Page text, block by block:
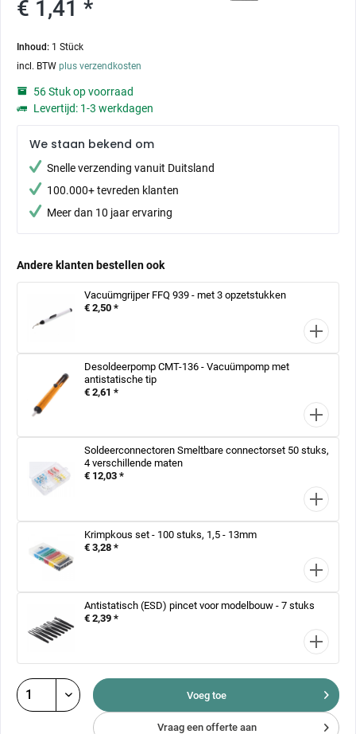
€ 1,41 *
Inhoud: 1 Stück
incl. BTW plus verzendkosten
56 Stuk op voorraad
Levertijd: 1-3 werkdagen
We staan bekend om
Snelle verzending vanuit Duitsland
100.000+ tevreden klanten
Meer dan 10 jaar ervaring
Andere klanten bestellen ook
Vacuümgrijper FFQ 939 - met 3 opzetstukken
€ 2,50 *
Desoldeerpomp CMT-136 - Vacuümpomp met
antistatische tip
€ 2,61 *
Soldeerconnectoren Smeltbare connectorset 50 stuks,
4 verschillende maten
€ 12,03 *
Krimpkous set - 100 stuks, 1,5 - 13mm
€ 3,28 *
Antistatisch (ESD) pincet voor modelbouw - 7 stuks
€ 2,39 *
Voeg toe
Vraag een offerte aan